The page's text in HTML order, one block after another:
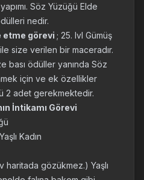
Söz Yüzüğü Elde
nedir.
etme görevi ; 25. lvl Gümüş
ile size verilen bir maceradır.
bası ödüller yanında Söz
için ve ek özellikler
2 adet gerekmektedir.
İntikamı Görevi
Kadın
haritada gözükmez.) Yaşlı